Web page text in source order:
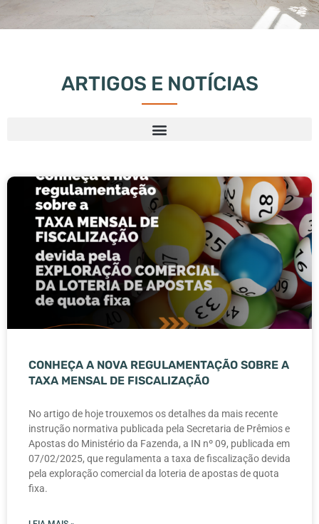
ARTIGOS E NOTÍCIAS
CONHEÇA A NOVA REGULAMENTAÇÃO SOBRE A
TAXA MENSAL DE FISCALIZAÇÃO
No artigo de hoje trouxemos os detalhes da mais recente
instrução normativa publicada pela Secretaria de Prêmios e
Apostas do Ministério da Fazenda, a IN nº 09, publicada em
07/02/2025, que regulamenta a taxa de fiscalização devida
pela exploração comercial da loteria de apostas de quota
fixa.